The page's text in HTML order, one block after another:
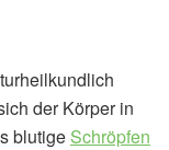
der Körper in
blutige Schröpfen